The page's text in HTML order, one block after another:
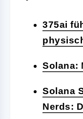
375ai
Solana:
Solana
Nerds: